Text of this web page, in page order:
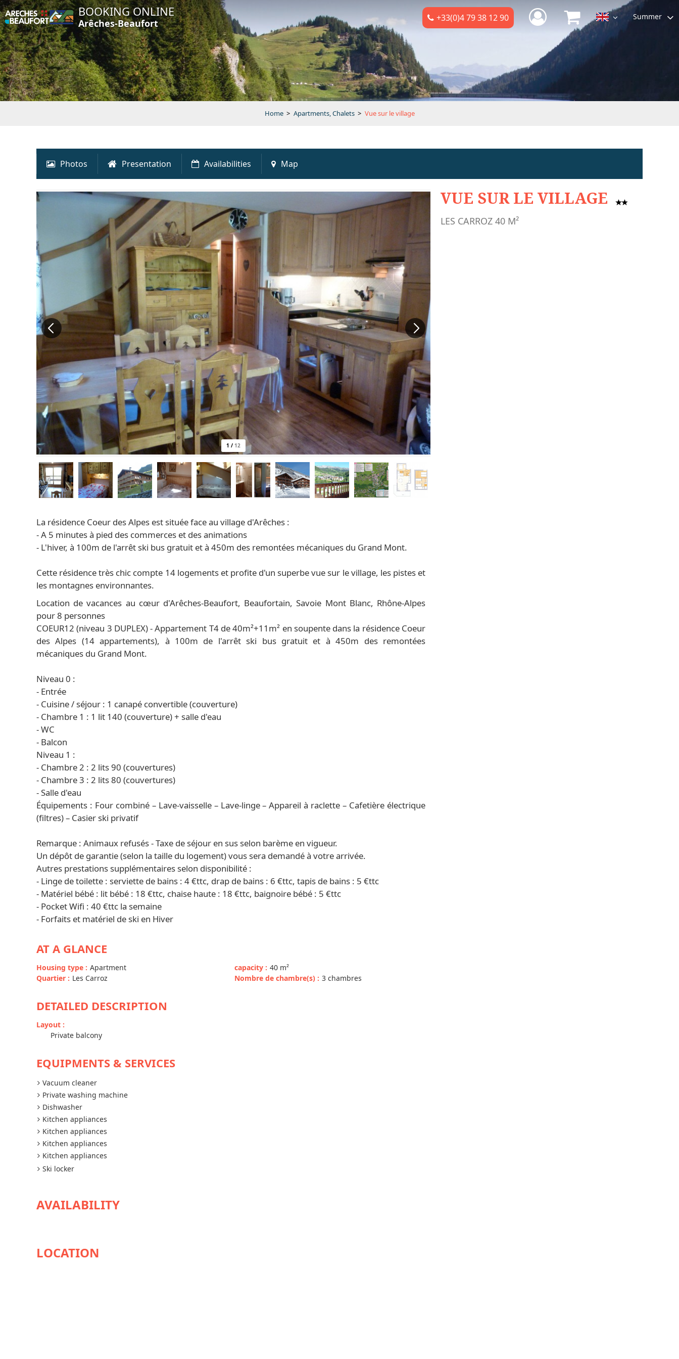
BOOKING ONLINE
Arêches-Beaufort +33(0)4 79 38 12 90 Summer
Home > Apartments, Chalets > Vue sur le village
Photos Presentation Availabilities Map
1 / 12
VUE SUR LE VILLAGE
LES CARROZ 40 M²
La résidence Coeur des Alpes est située face au village d'Arêches :
- A 5 minutes à pied des commerces et des animations
- L'hiver, à 100m de l'arrêt ski bus gratuit et à 450m des remontées mécaniques du Grand Mont.
Cette résidence très chic compte 14 logements et profite d'un superbe vue sur le village, les pistes et
les montagnes environnantes.
Location de vacances au cœur d'Arêches-Beaufort, Beaufortain, Savoie Mont Blanc, Rhône-Alpes
pour 8 personnes
COEUR12 (niveau 3 DUPLEX) - Appartement T4 de 40m²+11m² en soupente dans la résidence Coeur
des Alpes (14 appartements), à 100m de l'arrêt ski bus gratuit et à 450m des remontées
mécaniques du Grand Mont.
Niveau 0 :
- Entrée
- Cuisine / séjour : 1 canapé convertible (couverture)
- Chambre 1 : 1 lit 140 (couverture) + salle d'eau
- WC
- Balcon
Niveau 1 :
- Chambre 2 : 2 lits 90 (couvertures)
- Chambre 3 : 2 lits 80 (couvertures)
- Salle d'eau
Équipements : Four combiné – Lave-vaisselle – Lave-linge – Appareil à raclette – Cafetière électrique
(filtres) – Casier ski privatif
Remarque : Animaux refusés - Taxe de séjour en sus selon barème en vigueur.
Un dépôt de garantie (selon la taille du logement) vous sera demandé à votre arrivée.
Autres prestations supplémentaires selon disponibilité :
- Linge de toilette : serviette de bains : 4 €ttc, drap de bains : 6 €ttc, tapis de bains : 5 €ttc
- Matériel bébé : lit bébé : 18 €ttc, chaise haute : 18 €ttc, baignoire bébé : 5 €ttc
- Pocket Wifi : 40 €ttc la semaine
- Forfaits et matériel de ski en Hiver
AT A GLANCE
Housing type : Apartment
Quartier : Les Carroz
capacity : 40 m²
Nombre de chambre(s) : 3 chambres
DETAILED DESCRIPTION
Layout :
Private balcony
EQUIPMENTS & SERVICES
Vacuum cleaner
Private washing machine
Dishwasher
Kitchen appliances
Kitchen appliances
Kitchen appliances
Kitchen appliances
Ski locker
AVAILABILITY